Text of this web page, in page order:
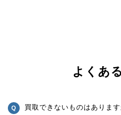
よくあ
買取できないものはあります